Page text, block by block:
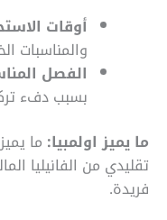
أوقات
والمناسبات
الفصل
بسبب دفء
ما يميز اولمبيا: ما
تقليدي من الفانيليا
فريدة.